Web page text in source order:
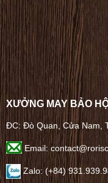
XƯỞNG MAY BẢO
ĐC: Đò Quan, Cửa Nam,
Email:
Zalo: (+84)